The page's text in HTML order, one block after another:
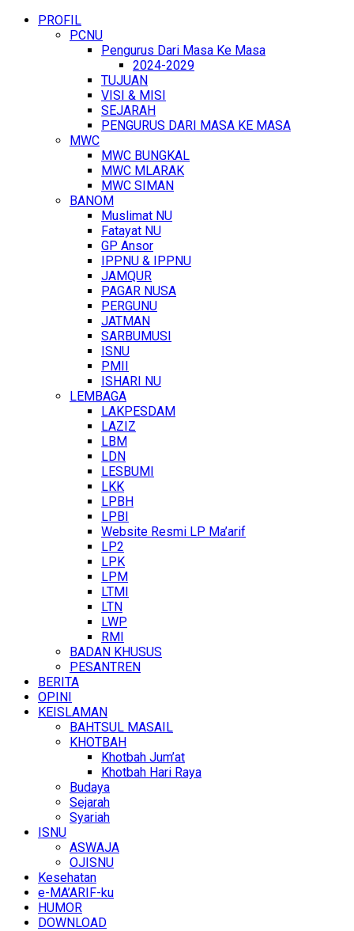
PROFIL
PCNU
Pengurus Dari Masa Ke Masa
2024-2029
TUJUAN
VISI & MISI
SEJARAH
PENGURUS DARI MASA KE MASA
MWC
MWC BUNGKAL
MWC MLARAK
MWC SIMAN
BANOM
Muslimat NU
Fatayat NU
GP Ansor
IPPNU & IPPNU
JAMQUR
PAGAR NUSA
PERGUNU
JATMAN
SARBUMUSI
ISNU
PMII
ISHARI NU
LEMBAGA
LAKPESDAM
LAZIZ
LBM
LDN
LESBUMI
LKK
LPBH
LPBI
Website Resmi LP Ma’arif
LP2
LPK
LPM
LTMI
LTN
LWP
RMI
BADAN KHUSUS
PESANTREN
BERITA
OPINI
KEISLAMAN
BAHTSUL MASAIL
KHOTBAH
Khotbah Jum’at
Khotbah Hari Raya
Budaya
Sejarah
Syariah
ISNU
ASWAJA
OJISNU
Kesehatan
e-MA’ARIF-ku
HUMOR
DOWNLOAD